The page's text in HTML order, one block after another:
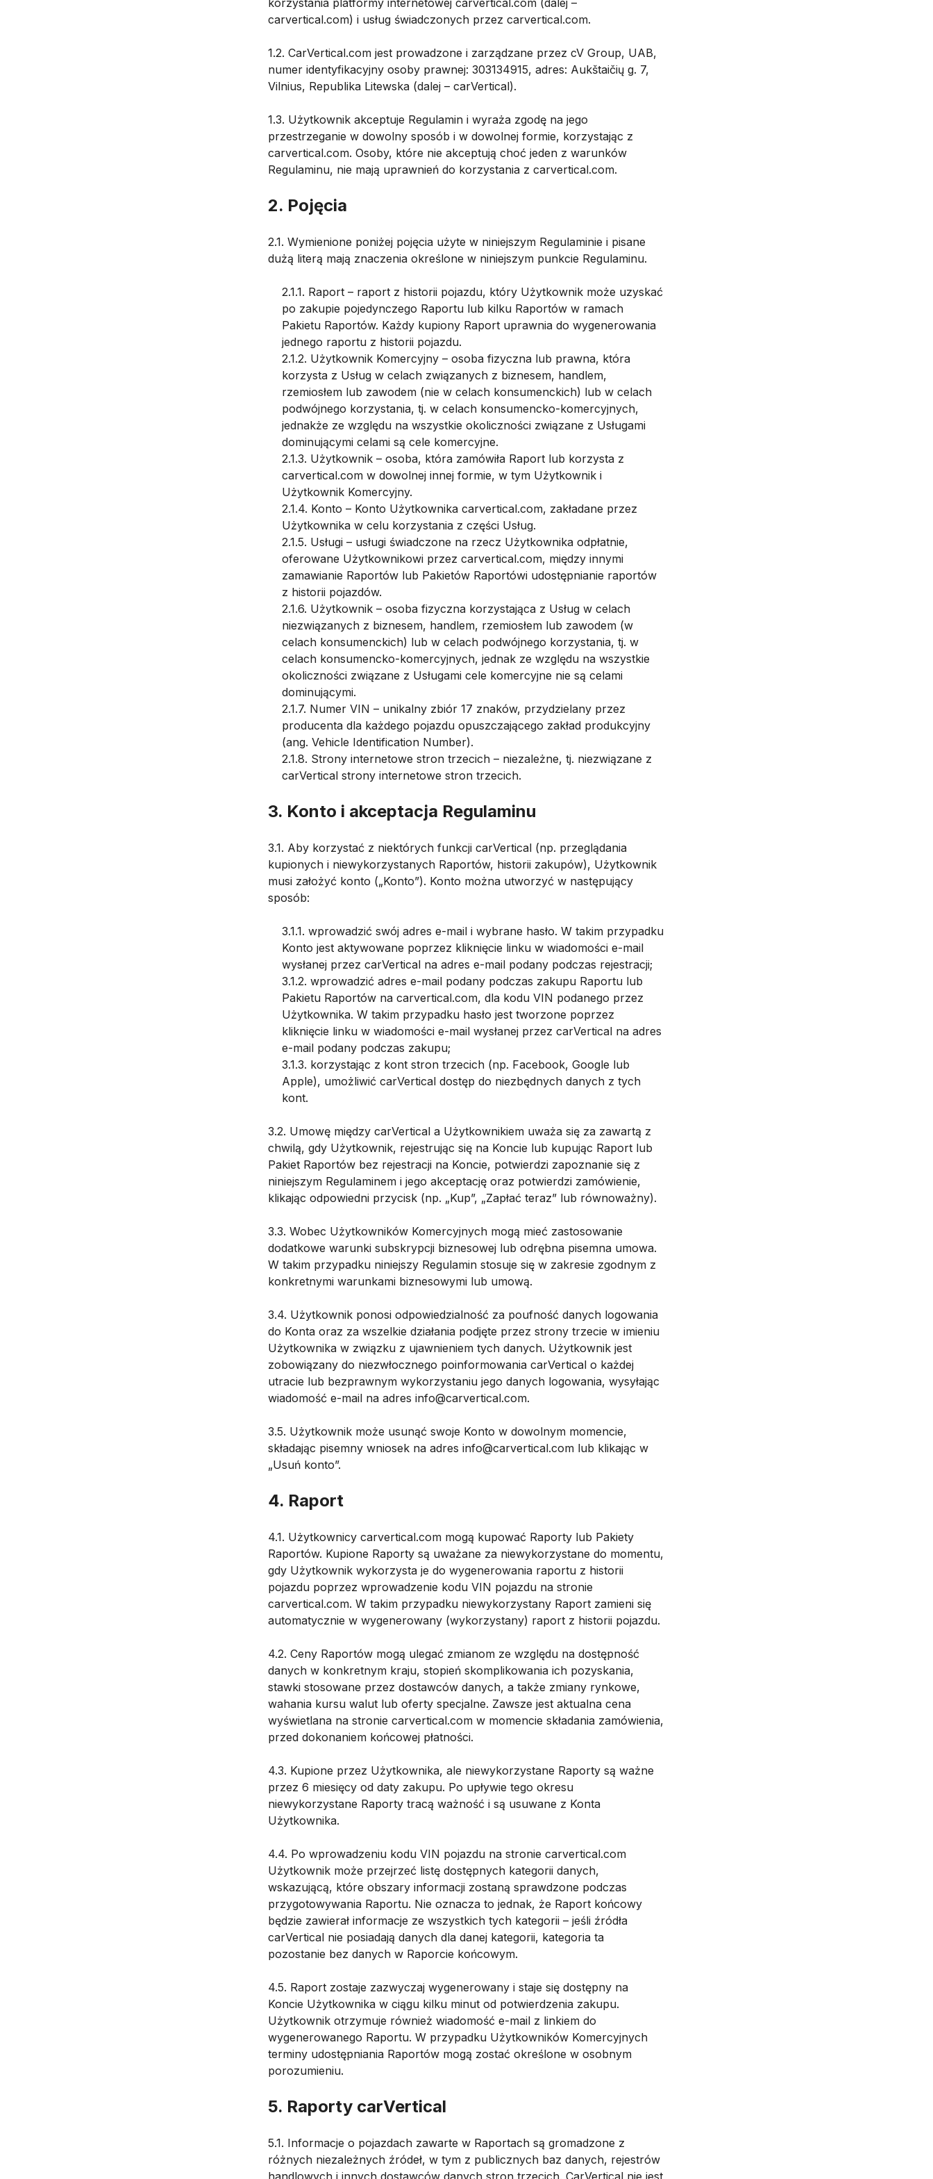
korzystania platformy internetowej carvertical.com (dalej –
carvertical.com) i usług świadczonych przez carvertical.com.
1.2. CarVertical.com jest prowadzone i zarządzane przez cV Group, UAB,
numer identyfikacyjny osoby prawnej: 303134915, adres: Aukštaičių g. 7,
Vilnius, Republika Litewska (dalej – carVertical).
1.3. Użytkownik akceptuje Regulamin i wyraża zgodę na jego
przestrzeganie w dowolny sposób i w dowolnej formie, korzystając z
carvertical.com. Osoby, które nie akceptują choć jeden z warunków
Regulaminu, nie mają uprawnień do korzystania z carvertical.com.
2. Pojęcia
2.1. Wymienione poniżej pojęcia użyte w niniejszym Regulaminie i pisane
dużą literą mają znaczenia określone w niniejszym punkcie Regulaminu.
2.1.1. Raport – raport z historii pojazdu, który Użytkownik może uzyskać
po zakupie pojedynczego Raportu lub kilku Raportów w ramach
Pakietu Raportów. Każdy kupiony Raport uprawnia do wygenerowania
jednego raportu z historii pojazdu.
2.1.2. Użytkownik Komercyjny – osoba fizyczna lub prawna, która
korzysta z Usług w celach związanych z biznesem, handlem,
rzemiosłem lub zawodem (nie w celach konsumenckich) lub w celach
podwójnego korzystania, tj. w celach konsumencko-komercyjnych,
jednakże ze względu na wszystkie okoliczności związane z Usługami
dominującymi celami są cele komercyjne.
2.1.3. Użytkownik – osoba, która zamówiła Raport lub korzysta z
carvertical.com w dowolnej innej formie, w tym Użytkownik i
Użytkownik Komercyjny.
2.1.4. Konto – Konto Użytkownika carvertical.com, zakładane przez
Użytkownika w celu korzystania z części Usług.
2.1.5. Usługi – usługi świadczone na rzecz Użytkownika odpłatnie,
oferowane Użytkownikowi przez carvertical.com, między innymi
zamawianie Raportów lub Pakietów Raportówi udostępnianie raportów
z historii pojazdów.
2.1.6. Użytkownik – osoba fizyczna korzystająca z Usług w celach
niezwiązanych z biznesem, handlem, rzemiosłem lub zawodem (w
celach konsumenckich) lub w celach podwójnego korzystania, tj. w
celach konsumencko-komercyjnych, jednak ze względu na wszystkie
okoliczności związane z Usługami cele komercyjne nie są celami
dominującymi.
2.1.7. Numer VIN – unikalny zbiór 17 znaków, przydzielany przez
producenta dla każdego pojazdu opuszczającego zakład produkcyjny
(ang. Vehicle Identification Number).
2.1.8. Strony internetowe stron trzecich – niezależne, tj. niezwiązane z
carVertical strony internetowe stron trzecich.
3. Konto i akceptacja Regulaminu
3.1. Aby korzystać z niektórych funkcji carVertical (np. przeglądania
kupionych i niewykorzystanych Raportów, historii zakupów), Użytkownik
musi założyć konto („Konto”). Konto można utworzyć w następujący
sposób:
3.1.1. wprowadzić swój adres e-mail i wybrane hasło. W takim przypadku
Konto jest aktywowane poprzez kliknięcie linku w wiadomości e-mail
wysłanej przez carVertical na adres e-mail podany podczas rejestracji;
3.1.2. wprowadzić adres e-mail podany podczas zakupu Raportu lub
Pakietu Raportów na carvertical.com, dla kodu VIN podanego przez
Użytkownika. W takim przypadku hasło jest tworzone poprzez
kliknięcie linku w wiadomości e-mail wysłanej przez carVertical na adres
e-mail podany podczas zakupu;
3.1.3. korzystając z kont stron trzecich (np. Facebook, Google lub
Apple), umożliwić carVertical dostęp do niezbędnych danych z tych
kont.
3.2. Umowę między carVertical a Użytkownikiem uważa się za zawartą z
chwilą, gdy Użytkownik, rejestrując się na Koncie lub kupując Raport lub
Pakiet Raportów bez rejestracji na Koncie, potwierdzi zapoznanie się z
niniejszym Regulaminem i jego akceptację oraz potwierdzi zamówienie,
klikając odpowiedni przycisk (np. „Kup”, „Zapłać teraz” lub równoważny).
3.3. Wobec Użytkowników Komercyjnych mogą mieć zastosowanie
dodatkowe warunki subskrypcji biznesowej lub odrębna pisemna umowa.
W takim przypadku niniejszy Regulamin stosuje się w zakresie zgodnym z
konkretnymi warunkami biznesowymi lub umową.
3.4. Użytkownik ponosi odpowiedzialność za poufność danych logowania
do Konta oraz za wszelkie działania podjęte przez strony trzecie w imieniu
Użytkownika w związku z ujawnieniem tych danych. Użytkownik jest
zobowiązany do niezwłocznego poinformowania carVertical o każdej
utracie lub bezprawnym wykorzystaniu jego danych logowania, wysyłając
wiadomość e-mail na adres info@carvertical.com.
3.5. Użytkownik może usunąć swoje Konto w dowolnym momencie,
składając pisemny wniosek na adres info@carvertical.com lub klikając w
„Usuń konto”.
4. Raport
4.1. Użytkownicy carvertical.com mogą kupować Raporty lub Pakiety
Raportów. Kupione Raporty są uważane za niewykorzystane do momentu,
gdy Użytkownik wykorzysta je do wygenerowania raportu z historii
pojazdu poprzez wprowadzenie kodu VIN pojazdu na stronie
carvertical.com. W takim przypadku niewykorzystany Raport zamieni się
automatycznie w wygenerowany (wykorzystany) raport z historii pojazdu.
4.2. Ceny Raportów mogą ulegać zmianom ze względu na dostępność
danych w konkretnym kraju, stopień skomplikowania ich pozyskania,
stawki stosowane przez dostawców danych, a także zmiany rynkowe,
wahania kursu walut lub oferty specjalne. Zawsze jest aktualna cena
wyświetlana na stronie carvertical.com w momencie składania zamówienia,
przed dokonaniem końcowej płatności.
4.3. Kupione przez Użytkownika, ale niewykorzystane Raporty są ważne
przez 6 miesięcy od daty zakupu. Po upływie tego okresu
niewykorzystane Raporty tracą ważność i są usuwane z Konta
Użytkownika.
4.4. Po wprowadzeniu kodu VIN pojazdu na stronie carvertical.com
Użytkownik może przejrzeć listę dostępnych kategorii danych,
wskazującą, które obszary informacji zostaną sprawdzone podczas
przygotowywania Raportu. Nie oznacza to jednak, że Raport końcowy
będzie zawierał informacje ze wszystkich tych kategorii – jeśli źródła
carVertical nie posiadają danych dla danej kategorii, kategoria ta
pozostanie bez danych w Raporcie końcowym.
4.5. Raport zostaje zazwyczaj wygenerowany i staje się dostępny na
Koncie Użytkownika w ciągu kilku minut od potwierdzenia zakupu.
Użytkownik otrzymuje również wiadomość e-mail z linkiem do
wygenerowanego Raportu. W przypadku Użytkowników Komercyjnych
terminy udostępniania Raportów mogą zostać określone w osobnym
porozumieniu.
5. Raporty carVertical
5.1. Informacje o pojazdach zawarte w Raportach są gromadzone z
różnych niezależnych źródeł, w tym z publicznych baz danych, rejestrów
handlowych i innych dostawców danych stron trzecich. CarVertical nie jest